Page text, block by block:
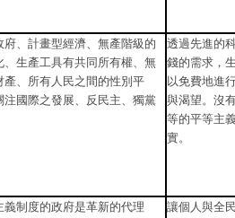
府、計畫型經濟、無產階級的
、生產工具有共同所有權、無
產、所有人民之間的性別平
注國際之發展、反民主、獨黨
透過先進的
錢的需求，
以免費地進
與渴望。沒
等的平等主
實。
義制度的政府是革新的代理
讓個人與全